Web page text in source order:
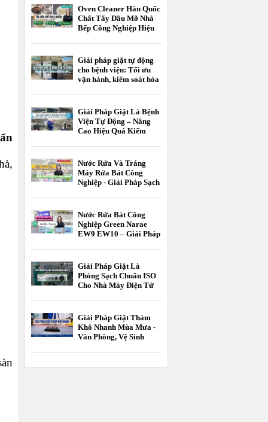
phẩm
Oven Cleaner Hàn Quốc
Chất Tẩy Dầu Mỡ Nhà
Bếp Công Nghiệp Hiệu
Giải pháp giặt tự động
cho bệnh viện: Tối ưu
vận hành, kiểm soát hóa
Giải Pháp Giặt Là Bệnh
Viện Tự Động – Nâng
Cao Hiệu Quả Kiểm
Hành
Nước Rửa Và Tráng
Máy Rửa Bát Công
Nghiệp - Giải Pháp Sạch
Nước Rửa Bát Công
Nghiệp Green Narae
EW9 EW10 – Giải Pháp
Giải Pháp Giặt Là
Phòng Sạch Chuẩn ISO
Cho Nhà Máy Điện Tử
Giải Pháp Giặt Thảm
Khô Nhanh Mùa Mưa -
Văn Phòng, Vệ Sinh